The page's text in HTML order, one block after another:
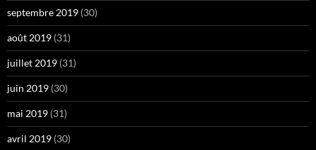
septembre 2019 (30)
août 2019 (31)
juillet 2019 (31)
juin 2019 (30)
mai 2019 (31)
avril 2019 (30)